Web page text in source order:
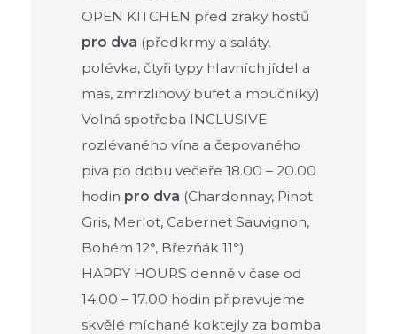
OPEN KITCHEN před zraky hostů
pro dva (předkrmy a saláty,
polévka, čtyři typy hlavních jídel a
mas, zmrzlinový bufet a moučníky)
Volná spotřeba INCLUSIVE
rozlévaného vína a čepovaného
piva po dobu večeře 18.00 – 20.00
hodin pro dva (Chardonnay, Pinot
Gris, Merlot, Cabernet Sauvignon,
Bohém 12°, Březňák 11°)
HAPPY HOURS denně v čase od
14.00 – 17.00 hodin připravujeme
skvělé míchané koktejly za bomba